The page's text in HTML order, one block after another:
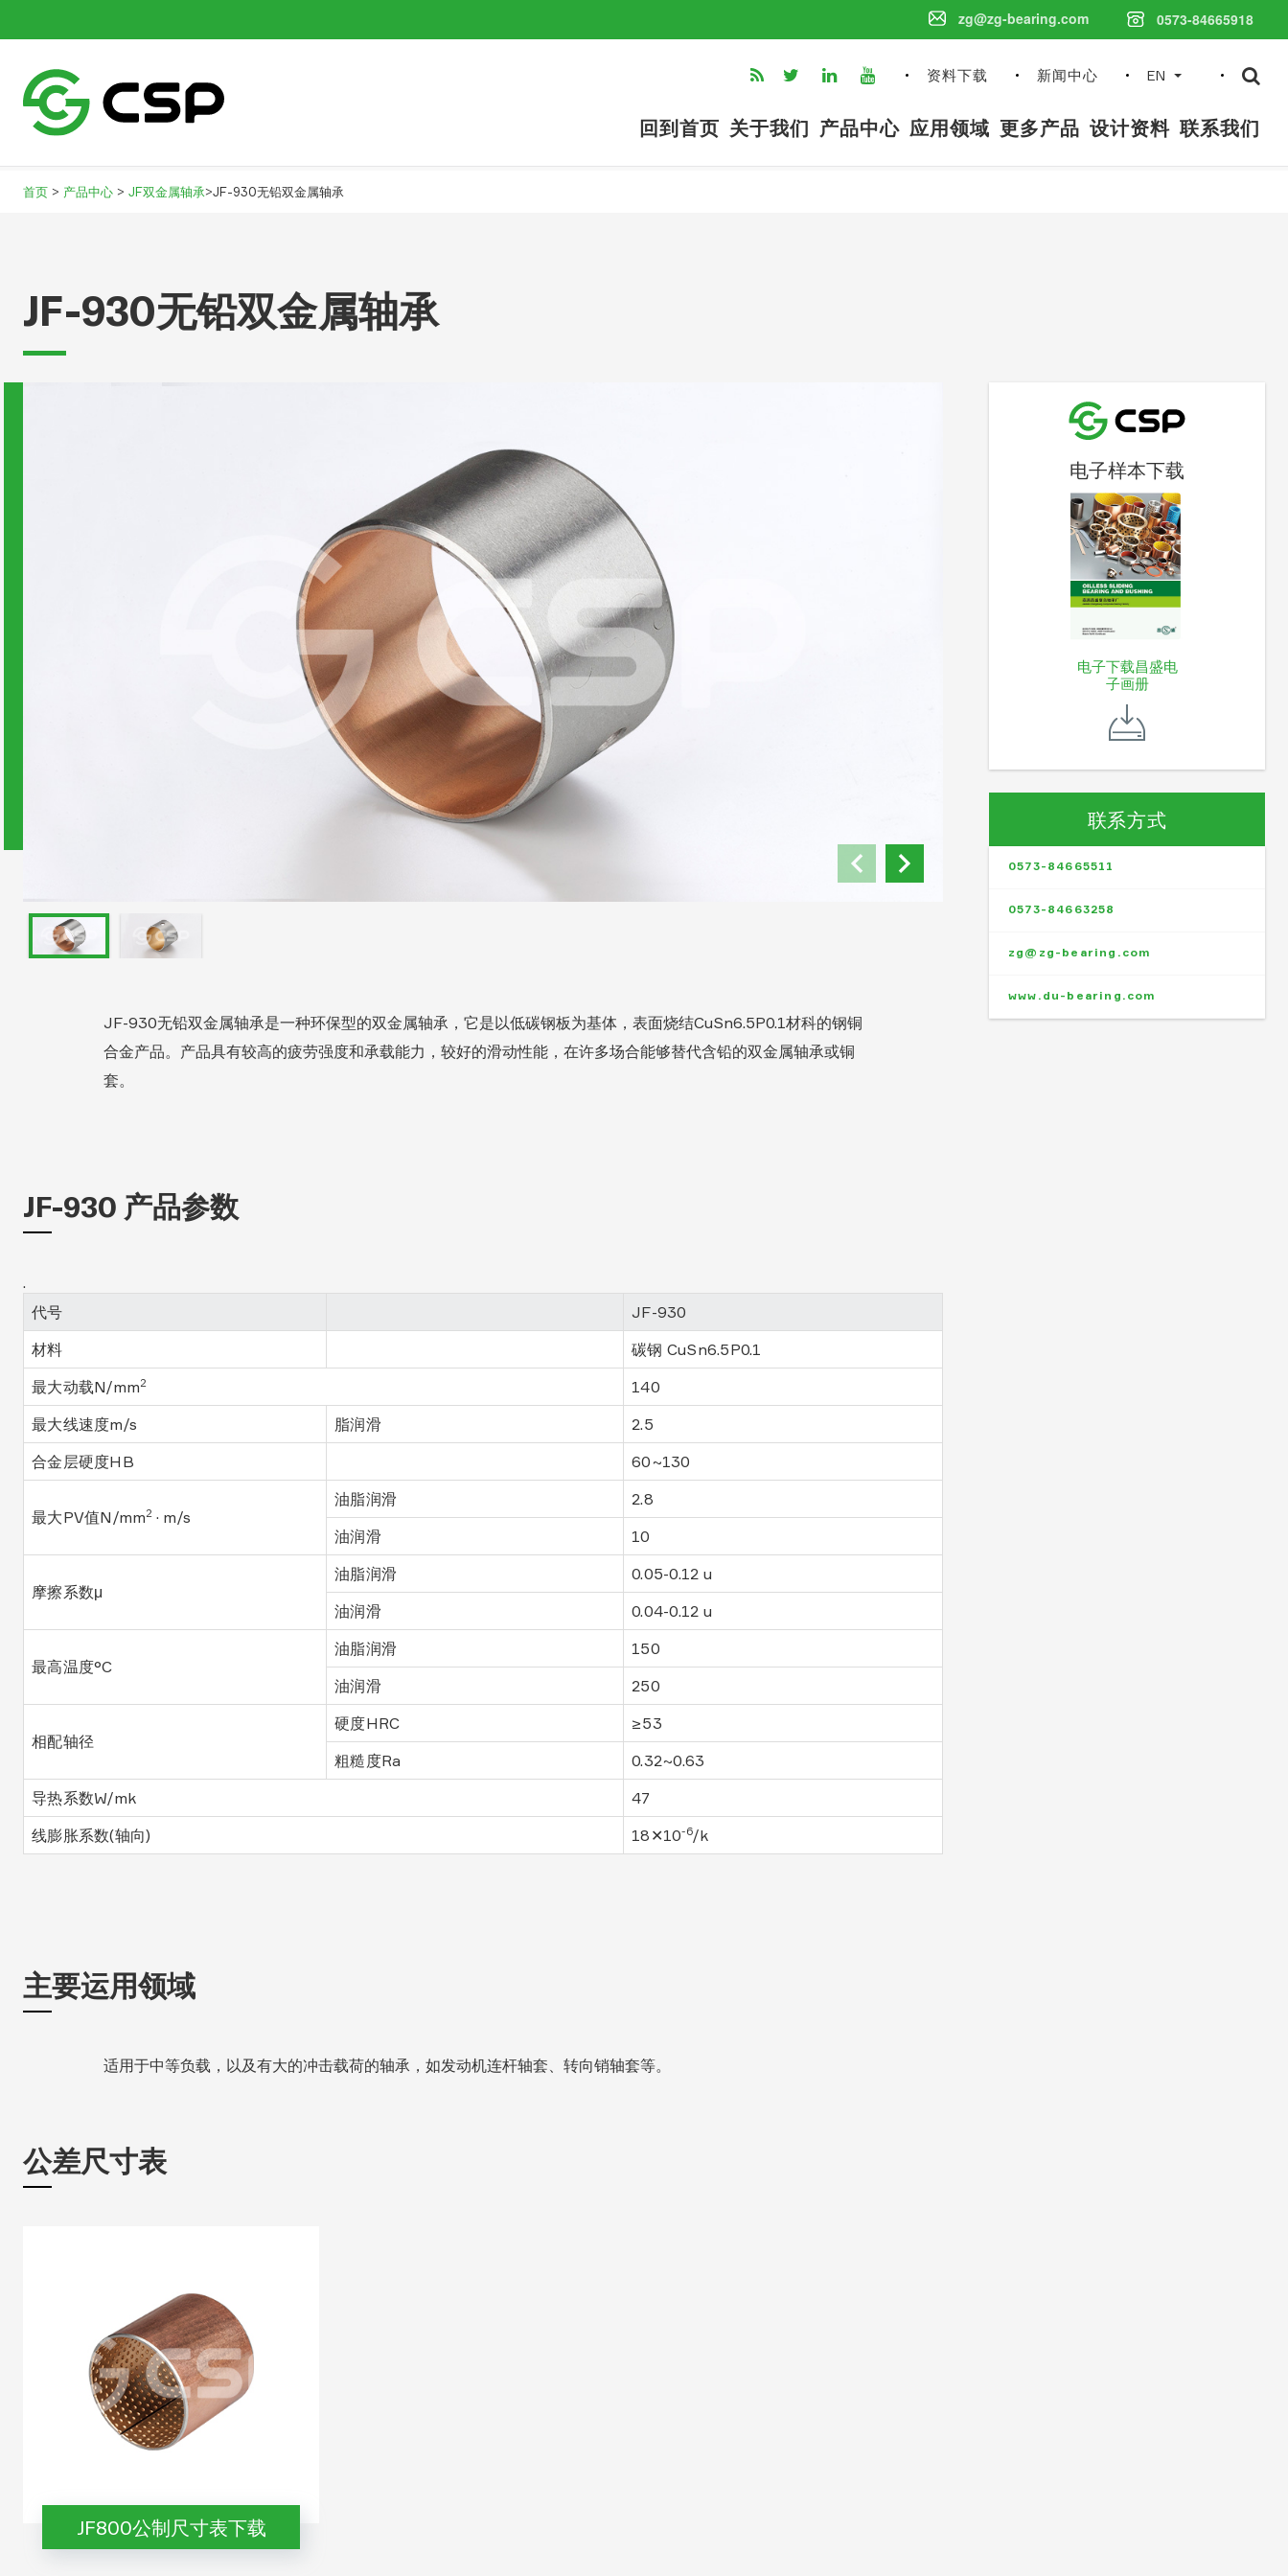
zg@zg-bearing.com 0573-84665918
资料下载 新闻中心 EN
回到首页 关于我们 产品中心 应用领域 更多产品 设计资料 联系我们
首页 > 产品中心 > JF双金属轴承>JF-930无铅双金属轴承
JF-930无铅双金属轴承
JF-930无铅双金属轴承是一种环保型的双金属轴承，它是以低碳钢板为基体，表面烧结CuSn6.5P0.1材科的钢铜
合金产品。产品具有较高的疲劳强度和承载能力，较好的滑动性能，在许多场合能够替代含铅的双金属轴承或铜
套。
JF-930 产品参数
.
代号
JF-930
材料
碳钢 CuSn6.5P0.1
最大动载N/mm2
140
最大线速度m/s
脂润滑
2.5
合金层硬度HB
60~130
最大PV值N/mm2 · m/s
油脂润滑
2.8
油润滑
10
摩擦系数μ
油脂润滑
0.05-0.12 u
油润滑
0.04-0.12 u
最高温度°C
油脂润滑
150
油润滑
250
相配轴径
硬度HRC
≥53
粗糙度Ra
0.32~0.63
导热系数W/mk
47
线膨胀系数(轴向)
18✕10-6/k
主要运用领域
适用于中等负载，以及有大的冲击载荷的轴承，如发动机连杆轴套、转向销轴套等。
公差尺寸表
JF800公制尺寸表下载
电子样本下载
电子下载昌盛电
子画册
联系方式
0573-84665511
0573-84663258
zg@zg-bearing.com
www.du-bearing.com